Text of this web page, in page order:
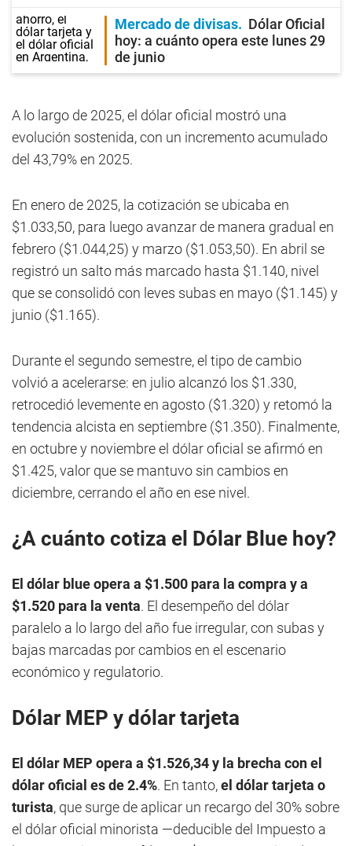
Mercado de divisas
Dólar Oficial
hoy: a cuánto opera este lunes 29
de junio
A lo largo de 2025, el dólar oficial mostró una
evolución sostenida, con un incremento acumulado
del 43,79% en 2025.
En enero de 2025, la cotización se ubicaba en
$1.033,50, para luego avanzar de manera gradual en
febrero ($1.044,25) y marzo ($1.053,50). En abril se
registró un salto más marcado hasta $1.140, nivel
que se consolidó con leves subas en mayo ($1.145) y
junio ($1.165).
Durante el segundo semestre, el tipo de cambio
volvió a acelerarse: en julio alcanzó los $1.330,
retrocedió levemente en agosto ($1.320) y retomó la
tendencia alcista en septiembre ($1.350). Finalmente,
en octubre y noviembre el dólar oficial se afirmó en
$1.425, valor que se mantuvo sin cambios en
diciembre, cerrando el año en ese nivel.
¿A cuánto cotiza el Dólar Blue hoy?
El dólar blue opera a $1.500 para la compra y a
$1.520 para la venta. El desempeño del dólar
paralelo a lo largo del año fue irregular, con subas y
bajas marcadas por cambios en el escenario
económico y regulatorio.
Dólar MEP y dólar tarjeta
El dólar MEP opera a $1.526,34 y la brecha con el
dólar oficial es de 2.4%. En tanto,el dólar tarjeta o
turista, que surge de aplicar un recargo del 30% sobre
el dólar oficial minorista —deducible del Impuesto a